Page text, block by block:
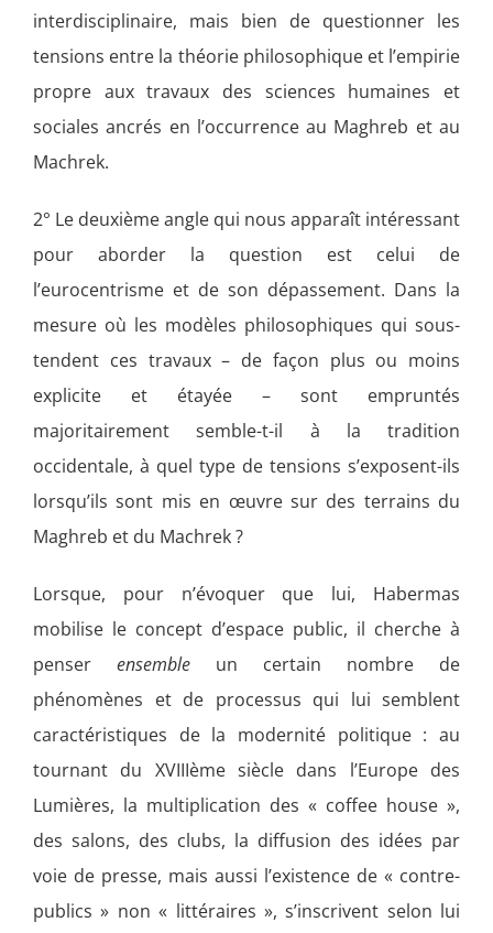
interdisciplinaire, mais bien de questionner les
tensions entre la théorie philosophique et l’empirie
propre aux travaux des sciences humaines et
sociales ancrés en l’occurrence au Maghreb et au
Machrek.
2° Le deuxième angle qui nous apparaît intéressant
pour aborder la question est celui de
l’eurocentrisme et de son dépassement. Dans la
mesure où les modèles philosophiques qui sous-
tendent ces travaux – de façon plus ou moins
explicite et étayée – sont empruntés
majoritairement semble-t-il à la tradition
occidentale, à quel type de tensions s’exposent-ils
lorsqu’ils sont mis en œuvre sur des terrains du
Maghreb et du Machrek ?
Lorsque, pour n’évoquer que lui, Habermas
mobilise le concept d’espace public, il cherche à
penser ensemble un certain nombre de
phénomènes et de processus qui lui semblent
caractéristiques de la modernité politique : au
tournant du XVIIIème siècle dans l’Europe des
Lumières, la multiplication des « coffee house »,
des salons, des clubs, la diffusion des idées par
voie de presse, mais aussi l’existence de « contre-
publics » non « littéraires », s’inscrivent selon lui